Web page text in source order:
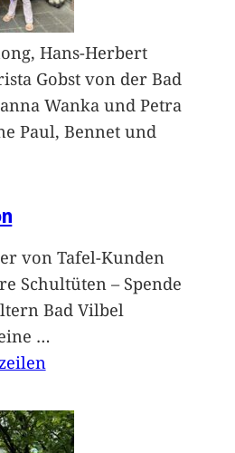
Hans-Herbert
Gobst von der Bad
Wanka und Petra
Paul, Bennet und
von Tafel-Kunden
Schultüten – Spende
Bad Vilbel
…